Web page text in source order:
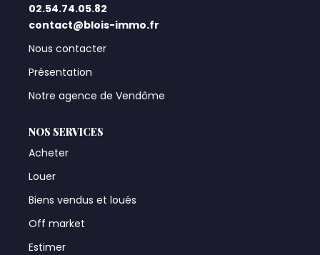
02.54.74.05.82
contact@blois-immo.fr
Nous contacter
Présentation
Notre agence de Vendôme
NOS SERVICES
Acheter
Louer
Biens vendus et loués
Off market
Estimer